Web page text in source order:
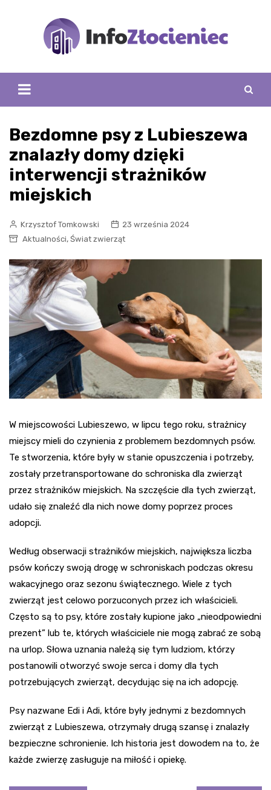
Bezdomne psy z Lubieszewa
znalazły domy dzięki
interwencji strażników
miejskich
Krzysztof Tomkowski
23 września 2024
Aktualności, Świat zwierząt
W miejscowości Lubieszewo, w lipcu tego roku, strażnicy
miejscy mieli do czynienia z problemem bezdomnych psów.
Te stworzenia, które były w stanie opuszczenia i potrzeby,
zostały przetransportowane do schroniska dla zwierząt
przez strażników miejskich. Na szczęście dla tych zwierząt,
udało się znaleźć dla nich nowe domy poprzez proces
adopcji.
Według obserwacji strażników miejskich, największa liczba
psów kończy swoją drogę w schroniskach podczas okresu
wakacyjnego oraz sezonu świątecznego. Wiele z tych
zwierząt jest celowo porzuconych przez ich właścicieli.
Często są to psy, które zostały kupione jako „nieodpowiedni
prezent” lub te, których właściciele nie mogą zabrać ze sobą
na urlop. Słowa uznania należą się tym ludziom, którzy
postanowili otworzyć swoje serca i domy dla tych
potrzebujących zwierząt, decydując się na ich adopcję.
Psy nazwane Edi i Adi, które były jednymi z bezdomnych
zwierząt z Lubieszewa, otrzymały drugą szansę i znalazły
bezpieczne schronienie. Ich historia jest dowodem na to, że
każde zwierzę zasługuje na miłość i opiekę.